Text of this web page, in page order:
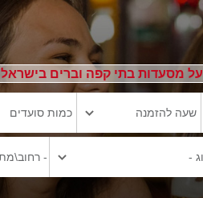
מסעדות בתי קפה וברים בישראל